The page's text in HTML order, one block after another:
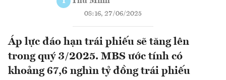
08:16, 27/06/2025
Áp lực đáo hạn trái phiếu sẽ tăng lên
trong quý 3/2025. MBS ước tính có
khoảng 67,6 nghìn tỷ đồng trái phiếu